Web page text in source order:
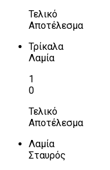
Τελικό
Αποτέλεσμα
Τρίκαλα
Λαμία
1
0
Τελικό
Αποτέλεσμα
Λαμία
Σταυρός